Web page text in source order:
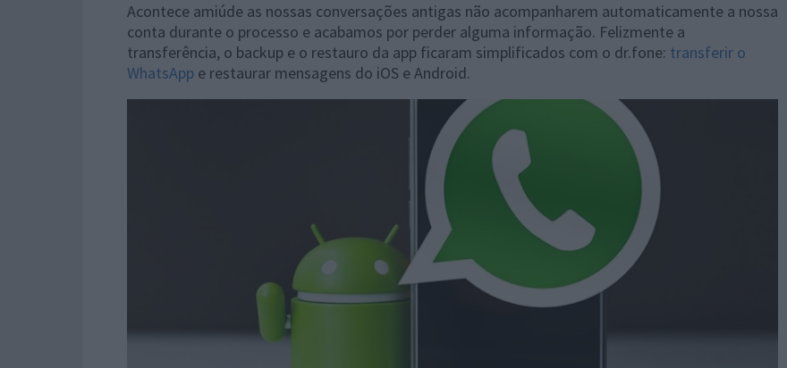
Acontece amiúde as nossas conversações antigas não acompanharem automaticamente a nossa
conta durante o processo e acabamos por perder alguma informação. Felizmente a
transferência, o backup e o restauro da app ficaram simplificados com o dr.fone: transferir o
WhatsApp e restaurar mensagens do iOS e Android.